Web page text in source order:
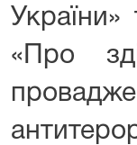
України»
«Про